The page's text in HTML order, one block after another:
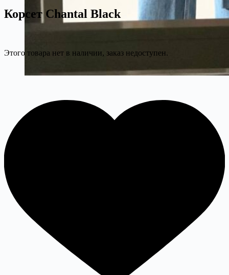
Корсет Chantal Black
Этого товара нет в наличии, заказ недоступен.